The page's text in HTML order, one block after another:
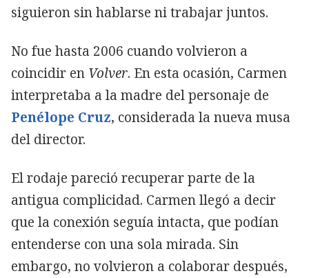
siguieron sin hablarse ni trabajar juntos.
No fue hasta 2006 cuando volvieron a
coincidir en Volver. En esta ocasión, Carmen
interpretaba a la madre del personaje de
Penélope Cruz, considerada la nueva musa
del director.
El rodaje pareció recuperar parte de la
antigua complicidad. Carmen llegó a decir
que la conexión seguía intacta, que podían
entenderse con una sola mirada. Sin
embargo, no volvieron a colaborar después,